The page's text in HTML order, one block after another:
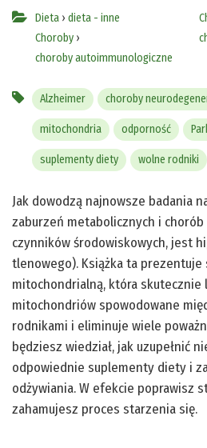
Dieta › dieta - inne
Choroby ›
choroby autoimmunologiczne
Alzheimer choroby
mitochondria odporność
suplementy diety wolne rodniki
Jak dowodzą najnowsze badania
zaburzeń metabolicznych i
czynników środowiskowych, jest
tlenowego). Książka ta
mitochondrialną, która skutecznie
mitochondriów spowodowane
rodnikami i eliminuje wiele
będziesz wiedział, jak uzupełnić
odpowiednie suplementy diety i
odżywiania. W efekcie poprawisz
zahamujesz proces starzenia się.